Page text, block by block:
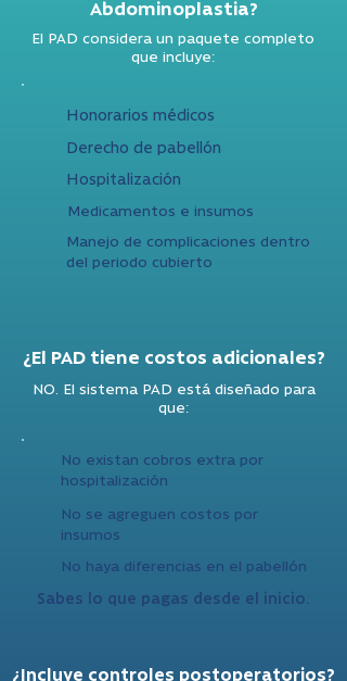
Abdominoplastia?
El PAD considera un paquete completo
que incluye:
Honorarios médicos
Derecho de pabellón
Hospitalización
Medicamentos e insumos
Manejo de complicaciones dentro
del periodo cubierto
¿El PAD tiene costos adicionales?
NO. El sistema PAD está diseñado para
que:
No existan cobros extra por
hospitalización
No se agreguen costos por
insumos
No haya diferencias en el pabellón
Sabes lo que pagas desde el inicio.
¿Incluye controles postoperatorios?